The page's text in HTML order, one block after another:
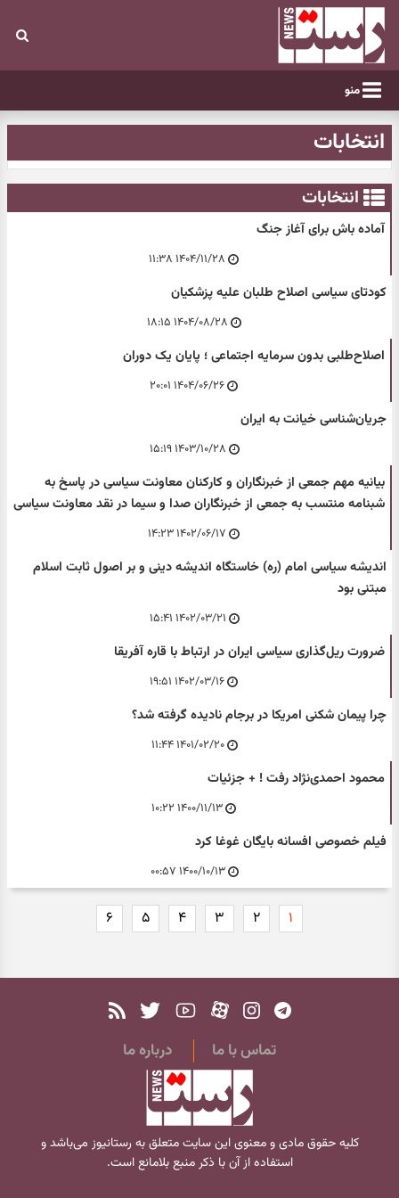
منو
انتخابات
انتخابات
آماده باش برای آغاز جنگ
۱۴۰۴/۱۱/۲۸ ۱۱:۳۸
کودتای سیاسی اصلاح طلبان علیه پزشکیان
۱۴۰۴/۰۸/۲۸ ۱۸:۱۵
اصلاح‌طلبی بدون سرمایه اجتماعی ؛ پایان یک دوران
۱۴۰۴/۰۶/۲۶ ۲۰:۰۱
جریان‌شناسی خیانت به ایران
۱۴۰۳/۱۰/۲۸ ۱۵:۱۹
بیانیه مهم جمعی از خبرنگاران و کارکنان معاونت سیاسی در پاسخ به
شبنامه منتسب به جمعی از خبرنگاران صدا و سیما در نقد معاونت سیاسی
۱۴۰۲/۰۶/۱۷ ۱۴:۲۳
اندیشه سیاسی امام (ره) خاستگاه اندیشه دینی و بر اصول ثابت اسلام
مبتنی بود
۱۴۰۲/۰۳/۲۱ ۱۵:۴۱
ضرورت ریل‌گذاری سیاسی ایران در ارتباط با قاره آفریقا
۱۴۰۲/۰۳/۱۶ ۱۹:۵۱
چرا پیمان شکنی امریکا در برجام نادیده گرفته شد؟
۱۴۰۱/۰۲/۲۰ ۱۱:۴۴
محمود احمدی‌نژاد رفت ! + جزئیات
۱۴۰۰/۱۱/۱۳ ۱۰:۲۲
فیلم خصوصی افسانه بایگان غوغا کرد
۱۴۰۰/۱۰/۱۳ ۰۰:۵۷
۱ ۲ ۳ ۴ ۵ ۶
تماس با ما درباره ما
کلیه حقوق مادی و معنوی این سایت متعلق به رستانیوز می‌باشد و
استفاده از آن با ذکر منبع بلامانع است.